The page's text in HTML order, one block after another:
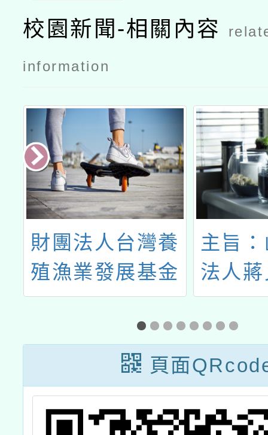
校園新聞-相關內容
information
財團法人台灣養
殖漁業發展基金
會辦理「2025鱻
旅 奇緣-極道鱻
師」食魚文化教
師及營養師研習
活動
主旨
法人
文教
「食
列-罐
醬油
傳至
頁面